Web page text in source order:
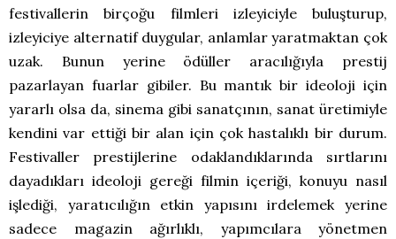
festivallerin birçoğu filmleri izleyiciyle buluşturup,
izleyiciye alternatif duygular, anlamlar yaratmaktan çok
uzak. Bunun yerine ödüller aracılığıyla prestij
pazarlayan fuarlar gibiler. Bu mantık bir ideoloji için
yararlı olsa da, sinema gibi sanatçının, sanat üretimiyle
kendini var ettiği bir alan için çok hastalıklı bir durum.
Festivaller prestijlerine odaklandıklarında sırtlarını
dayadıkları ideoloji gereği filmin içeriği, konuyu nasıl
işlediği, yaratıcılığın etkin yapısını irdelemek yerine
sadece magazin ağırlıklı, yapımcılara yönetmen